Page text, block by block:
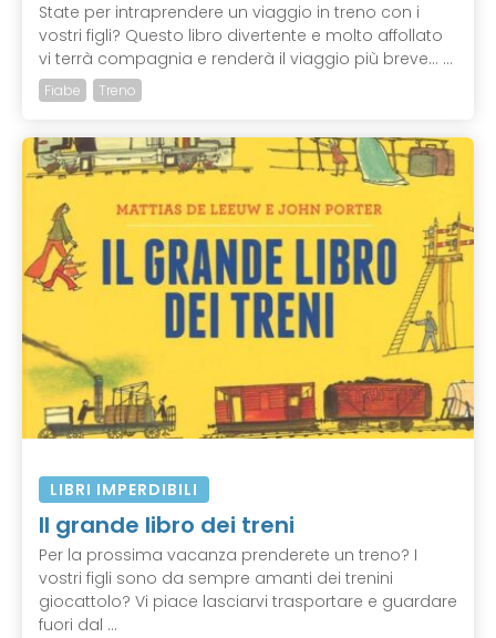
State per intraprendere un viaggio in treno con i
vostri figli? Questo libro divertente e molto affollato
vi terrà compagnia e renderà il viaggio più breve... ...
Fiabe Treno
LIBRI IMPERDIBILI
Il grande libro dei treni
Per la prossima vacanza prenderete un treno? I
vostri figli sono da sempre amanti dei trenini
giocattolo? Vi piace lasciarvi trasportare e guardare
fuori dal ...